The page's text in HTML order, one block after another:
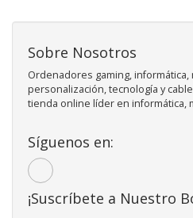
Sobre Nosotros
Ordenadores gaming,
personalización, tecnología y
tienda online líder en informática,
Síguenos en:
¡Suscríbete a Nuestro